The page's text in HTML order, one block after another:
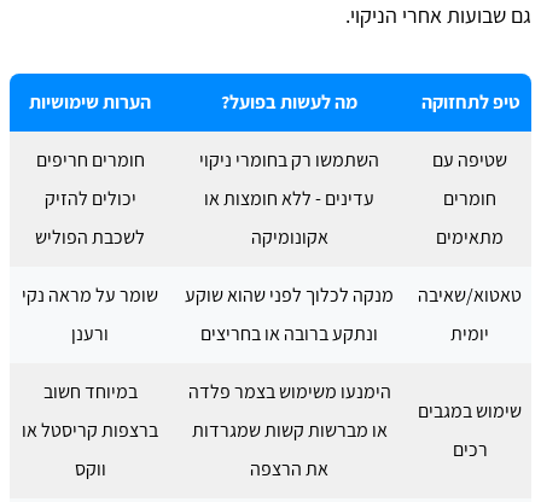
גם שבועות אחרי הניקוי.
טיפ לתחזוקה מה לעשות בפועל? הערות שימושיות
שטיפה עם
חומרים
מתאימים
השתמשו רק בחומרי ניקוי
עדינים - ללא חומצות או
אקונומיקה
חומרים חריפים
יכולים להזיק
לשכבת הפוליש
טאטוא/שאיבה
יומית
מנקה לכלוך לפני שהוא שוקע
ונתקע ברובה או בחריצים
שומר על מראה נקי
ורענן
שימוש במגבים
רכים
הימנעו משימוש בצמר פלדה
או מברשות קשות שמגרדות
את הרצפה
במיוחד חשוב
ברצפות קריסטל או
ווקס